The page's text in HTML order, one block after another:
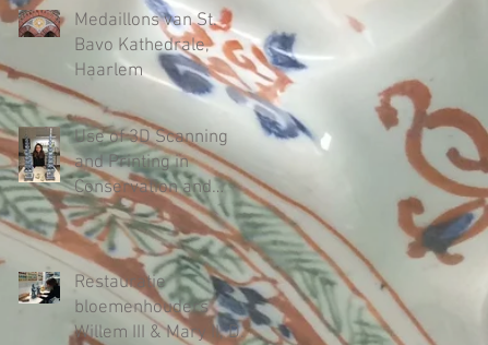
Medaillons van St.
Bavo Kathedrale,
Haarlem
Use of 3D Scanning
and Printing in
Conservation and
Restoration
Treatments of Delft
Blue-and-White T
Restauratie
bloemenhouders
Willem III & Mary II, De